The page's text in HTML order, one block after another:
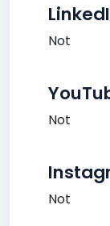
Not
Not
Not